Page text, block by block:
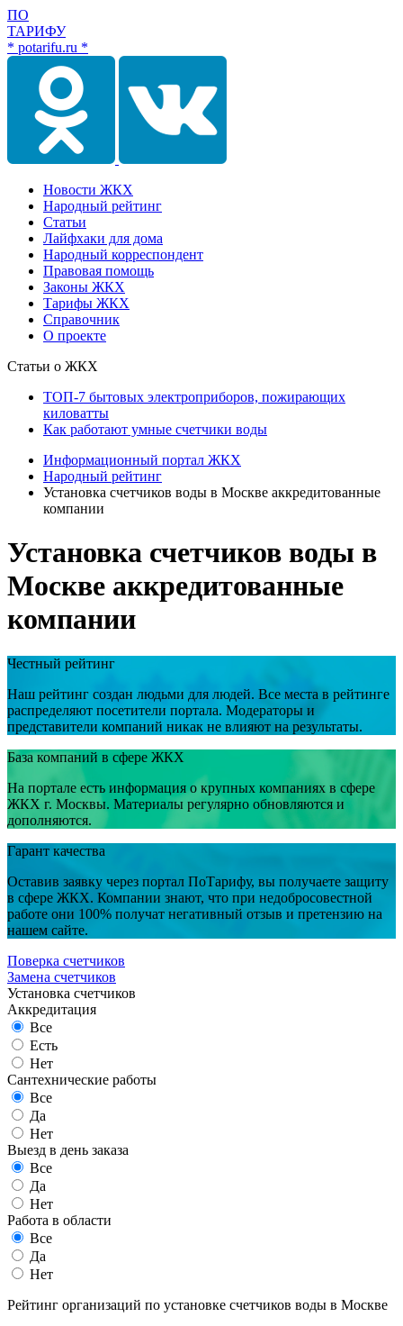
ПО
ТАРИФУ
* potarifu.ru *
Новости ЖКХ
Народный рейтинг
Статьи
Лайфхаки для дома
Народный корреспондент
Правовая помощь
Законы ЖКХ
Тарифы ЖКХ
Справочник
О проекте
Статьи о ЖКХ
ТОП-7 бытовых электроприборов, пожирающих
киловатты
Как работают умные счетчики воды
Информационный портал ЖКХ
Народный рейтинг
Установка счетчиков воды в Москве аккредитованные
компании
Установка счетчиков воды в
Москве аккредитованные
компании
Честный рейтинг
Наш рейтинг создан людьми для людей. Все места в рейтинге
распределяют посетители портала. Модераторы и
представители компаний никак не влияют на результаты.
База компаний в сфере ЖКХ
На портале есть информация о крупных компаниях в сфере
ЖКХ г. Москвы. Материалы регулярно обновляются и
дополняются.
Гарант качества
Оставив заявку через портал ПоТарифу, вы получаете защиту
в сфере ЖКХ. Компании знают, что при недобросовестной
работе они 100% получат негативный отзыв и претензию на
нашем сайте.
Поверка счетчиков
Замена счетчиков
Установка счетчиков
Аккредитация
Все
Есть
Нет
Сантехнические работы
Все
Да
Нет
Выезд в день заказа
Все
Да
Нет
Работа в области
Все
Да
Нет
Рейтинг организаций по установке счетчиков воды в Москве